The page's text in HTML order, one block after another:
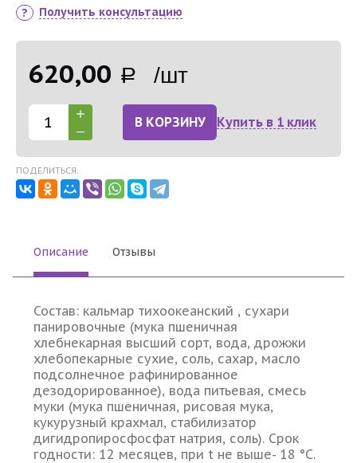
Получить консультацию
620,00 Р /шт
В КОРЗИНУ Купить в 1 клик
ПОДЕЛИТЬСЯ:
Описание Отзывы
Состав: кальмар тихоокеанский , сухари
панировочные (мука пшеничная
хлебнекарная высший сорт, вода, дрожжи
хлебопекарные сухие, соль, сахар, масло
подсолнечное рафинированное
дезодорированное), вода питьевая, смесь
муки (мука пшеничная, рисовая мука,
кукурузный крахмал, стабилизатор
дигидропиросфосфат натрия, соль). Срок
годности: 12 месяцев, при t не выше- 18 °C.